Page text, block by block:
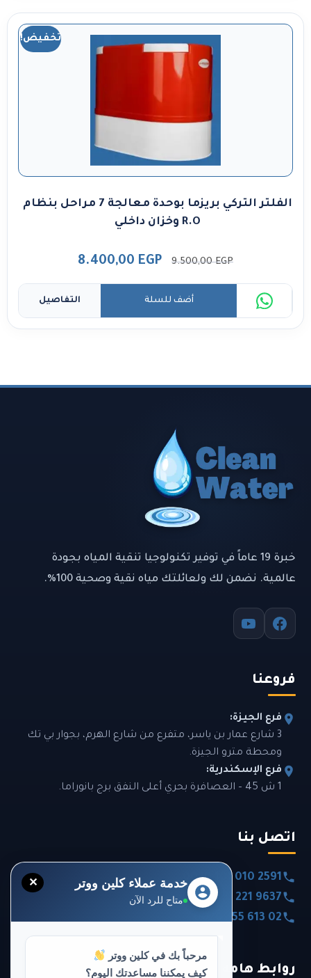
تخفيض!
الفلتر التركي بريزما بوحدة معالجة 7 مراحل بنظام
R.O وخزان داخلي
9.500,00EGP
8.400,00 EGP
التفاصيل أضف للسلة
خبرة 19 عاماً في توفير تكنولوجيا تنقية المياه بجودة
عالمية. نضمن لك ولعائلتك مياه نقية وصحية 100%.
فروعنا
فرع الجيزة:
3 شارع عمار بن ياسر، متفرع من شارع الهرم، بجوار بي تك
ومحطة مترو الجيزة.
فرع الإسكندرية:
1 ش 45 – العصافرة بحري أعلى النفق برج بانوراما.
اتصل بنا
0020 101 010 2591
0020 120 221 9637
0020 355 613 02
روابط هامة
✕ خدمة عملاء كلين ووتر
متاح للرد الآن
مرحباً بك في كلين ووتر
كيف يمكننا مساعدتك اليوم؟